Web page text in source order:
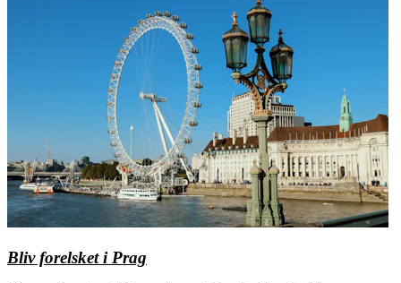
Bliv forelsket i Prag